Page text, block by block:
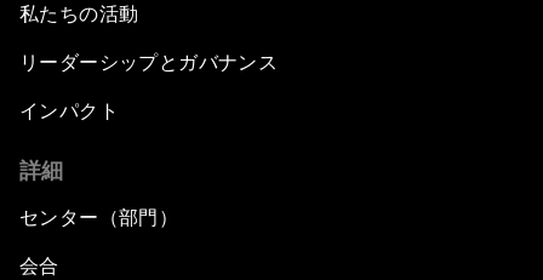
私たちの活動
リーダーシップとガバナンス
インパクト
詳細
センター（部門）
会合